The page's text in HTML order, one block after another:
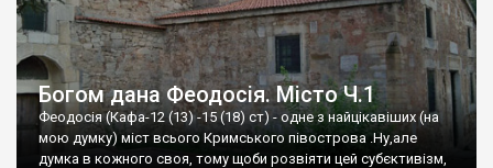
Богом дана Феодосія. Місто Ч.1
Феодосія (Кафа-12 (13) -15 (18) ст) - одне з найцікавіших (на
мою думку) міст всього Кримського півострова .Ну,але
думка в кожного своя, тому щоби розвіяти цей субєктивізм,